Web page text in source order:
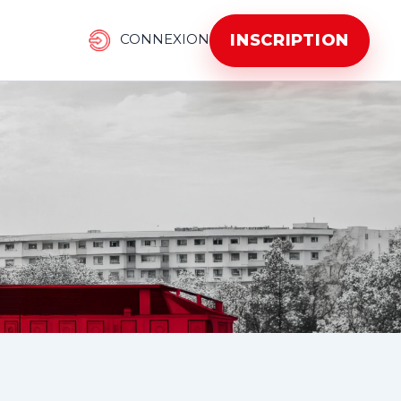
CONNEXION INSCRIPTION